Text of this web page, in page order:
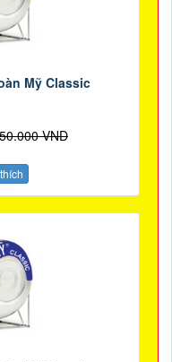
Mỹ Classic
VND